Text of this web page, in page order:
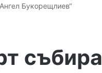
Букорещлиев“
събира